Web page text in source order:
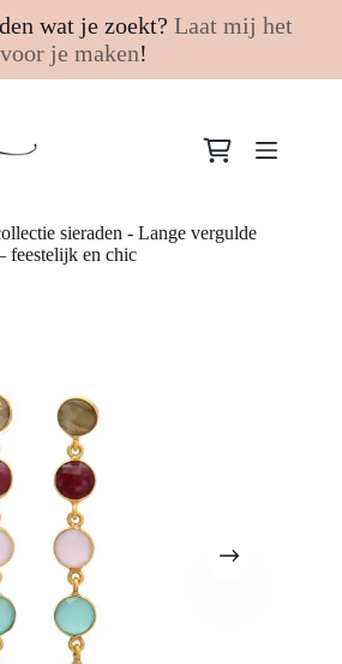
wat je zoekt? Laat mij het
voor je maken!
Winkelwagen
sieraden - Lange vergulde
feestelijk en chic